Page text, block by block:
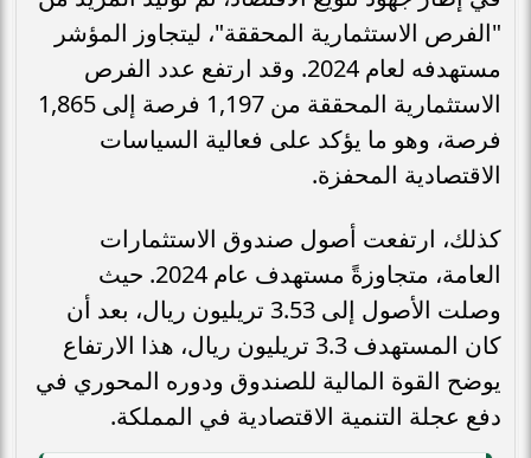
"الفرص الاستثمارية المحققة"، ليتجاوز المؤشر
مستهدفه لعام 2024. وقد ارتفع عدد الفرص
الاستثمارية المحققة من 1,197 فرصة إلى 1,865
فرصة، وهو ما يؤكد على فعالية السياسات
الاقتصادية المحفزة.
كذلك، ارتفعت أصول صندوق الاستثمارات
العامة، متجاوزةً مستهدف عام 2024. حيث
وصلت الأصول إلى 3.53 تريليون ريال، بعد أن
كان المستهدف 3.3 تريليون ريال، هذا الارتفاع
يوضح القوة المالية للصندوق ودوره المحوري في
دفع عجلة التنمية الاقتصادية في المملكة.